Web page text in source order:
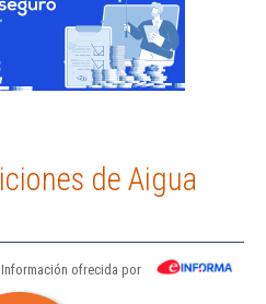
de Aigua
Información ofrecida por